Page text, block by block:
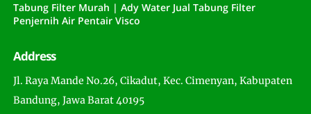
Tabung Filter Murah | Ady Water Jual Tabung Filter
Penjernih Air Pentair Visco
Address
Jl. Raya Mande No.26, Cikadut, Kec. Cimenyan, Kabupaten
Bandung, Jawa Barat 40195